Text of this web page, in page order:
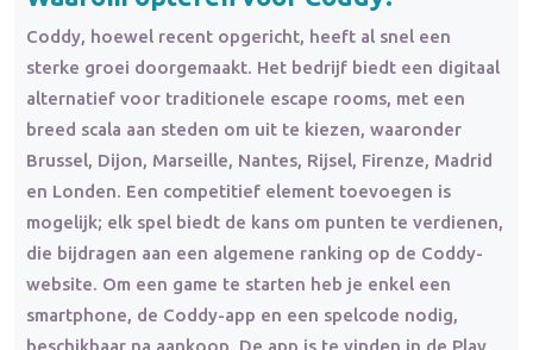
Coddy, hoewel recent opgericht, heeft al snel een
sterke groei doorgemaakt. Het bedrijf biedt een digitaal
alternatief voor traditionele escape rooms, met een
breed scala aan steden om uit te kiezen, waaronder
Brussel, Dijon, Marseille, Nantes, Rijsel, Firenze, Madrid
en Londen. Een competitief element toevoegen is
mogelijk; elk spel biedt de kans om punten te verdienen,
die bijdragen aan een algemene ranking op de Coddy-
website. Om een game te starten heb je enkel een
smartphone, de Coddy-app en een spelcode nodig,
beschikbaar na aankoop. De app is te vinden in de Play